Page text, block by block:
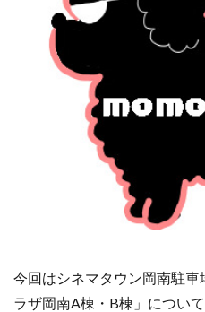
今回はシネマタウン岡南駐
ラザ岡南A棟・B棟」につい